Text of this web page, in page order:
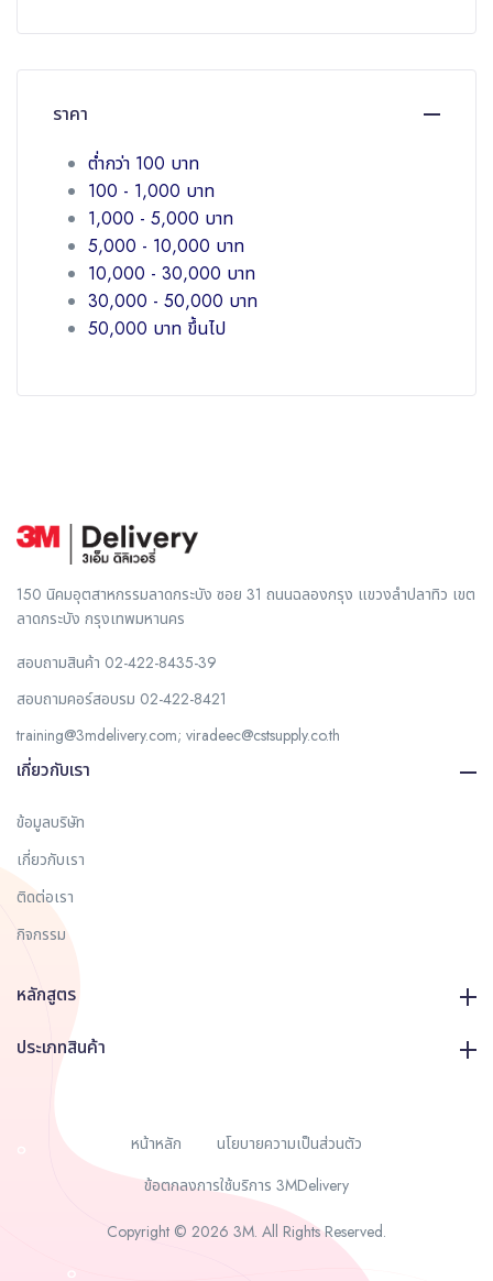
ราคา
ต่ำกว่า 100 บาท
100 - 1,000 บาท
1,000 - 5,000 บาท
5,000 - 10,000 บาท
10,000 - 30,000 บาท
30,000 - 50,000 บาท
50,000 บาท ขึ้นไป
150 นิคมอุตสาหกรรมลาดกระบัง ซอย 31 ถนนฉลองกรุง แขวงลำปลาทิว เขต
ลาดกระบัง กรุงเทพมหานคร
สอบถามสินค้า 02-422-8435-39
สอบถามคอร์สอบรม 02-422-8421
training@3mdelivery.com; viradeec@cstsupply.co.th
เกี่ยวกับเรา
ข้อมูลบริษัท
เกี่ยวกับเรา
ติดต่อเรา
กิจกรรม
หลักสูตร
ประเภทสินค้า
Copyright © 2026 3M. All Rights Reserved.
หน้าหลัก
นโยบายความเป็นส่วนตัว
ข้อตกลงการใช้บริการ 3MDelivery